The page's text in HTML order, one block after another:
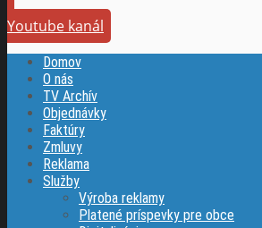
Youtube kanál
Domov
O nás
TV Archív
Objednávky
Faktúry
Zmluvy
Reklama
Služby
Výroba reklamy
Platené príspevky pre obce